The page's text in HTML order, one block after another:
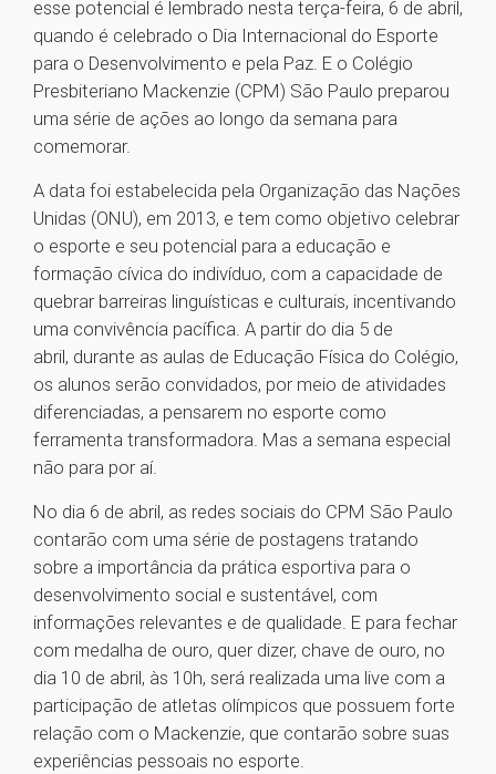
esse potencial é lembrado nesta terça-feira, 6 de abril,
quando é celebrado o Dia Internacional do Esporte
para o Desenvolvimento e pela Paz. E o Colégio
Presbiteriano Mackenzie (CPM) São Paulo preparou
uma série de ações ao longo da semana para
comemorar.
A data foi estabelecida pela Organização das Nações
Unidas (ONU), em 2013, e tem como objetivo celebrar
o esporte e seu potencial para a educação e
formação cívica do indivíduo, com a capacidade de
quebrar barreiras linguísticas e culturais, incentivando
uma convivência pacífica. A partir do dia 5 de
abril, durante as aulas de Educação Física do Colégio,
os alunos serão convidados, por meio de atividades
diferenciadas, a pensarem no esporte como
ferramenta transformadora. Mas a semana especial
não para por aí.
No dia 6 de abril, as redes sociais do CPM São Paulo
contarão com uma série de postagens tratando
sobre a importância da prática esportiva para o
desenvolvimento social e sustentável, com
informações relevantes e de qualidade. E para fechar
com medalha de ouro, quer dizer, chave de ouro, no
dia 10 de abril, às 10h, será realizada uma live com a
participação de atletas olímpicos que possuem forte
relação com o Mackenzie, que contarão sobre suas
experiências pessoais no esporte.